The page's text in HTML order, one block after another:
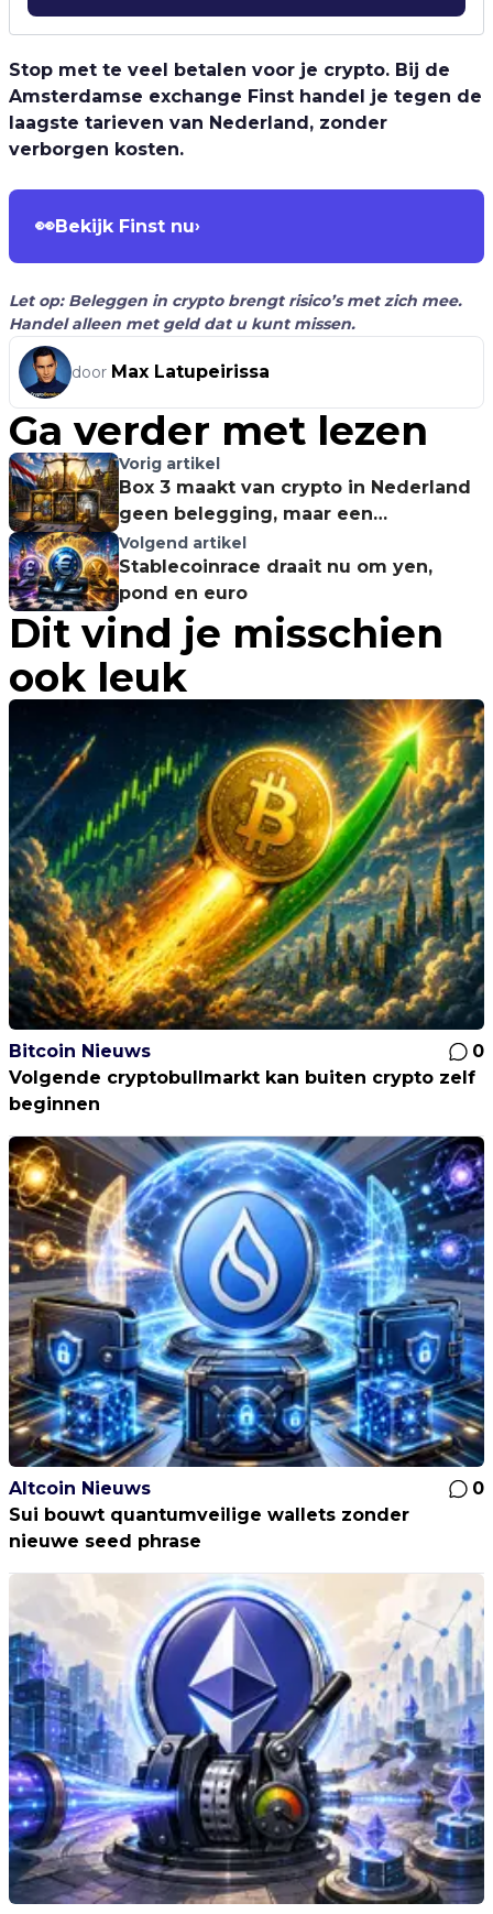
Stop met te veel betalen voor je crypto. Bij de
Amsterdamse exchange Finst handel je tegen de
laagste tarieven van Nederland, zonder
verborgen kosten.
👀Bekijk Finst nu›
Let op: Beleggen in crypto brengt risico’s met zich mee.
Handel alleen met geld dat u kunt missen.
door Max Latupeirissa
Ga verder met lezen
Vorig artikel
Box 3 maakt van crypto in Nederland
geen belegging, maar een
liquiditeitsprobleem
Volgend artikel
Stablecoinrace draait nu om yen,
pond en euro
Dit vind je misschien
ook leuk
Bitcoin Nieuws
0
Volgende cryptobullmarkt kan buiten crypto zelf
beginnen
Altcoin Nieuws
0
Sui bouwt quantumveilige wallets zonder
nieuwe seed phrase